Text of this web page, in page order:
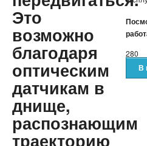
Это
возможно
благодаря
оптическим
датчикам в
днище,
распознающим
траекторию
280